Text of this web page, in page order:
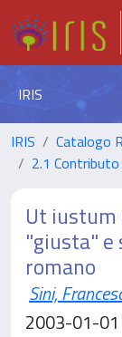
IRIS
IRIS Catalogo
2.1
Ut
"giusta"
romano
Sini,
2003-01-01